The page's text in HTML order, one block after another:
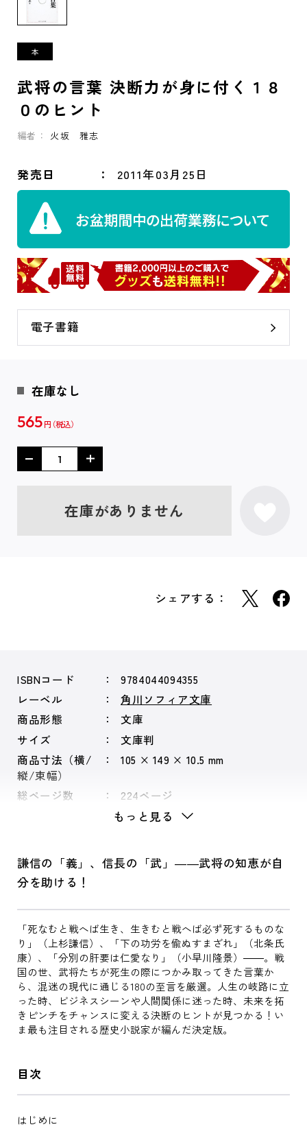
武将の言葉 決断力が身に付く１８
０のヒント
編者： 火坂 雅志
発売日 2011年03月25日
電子書籍
在庫なし
565 円
在庫がありません
シェアする：
ISBNコード
9784044094355
レーベル
角川ソフィア文庫
商品形態
文庫
サイズ
文庫判
商品寸法（横/
縦/束幅）
105 × 149 × 10.5 mm
総ページ数 224ページ
もっと見る
謙信の「義」、信長の「武」――武将の知恵が自
分を助ける！
「死なむと戦へば生き、生きむと戦へば必ず死するものな
り」（上杉謙信）、「下の功労を偸ぬすまざれ」（北条氏
康）、「分別の肝要は仁愛なり」（小早川隆景）――。戦
国の世、武将たちが死生の際につかみ取ってきた言葉か
ら、混迷の現代に通じる180の至言を厳選。人生の岐路に立
った時、ビジネスシーンや人間関係に迷った時、未来を拓
きピンチをチャンスに変える決断のヒントが見つかる！い
ま最も注目される歴史小説家が編んだ決定版。
目次
はじめに